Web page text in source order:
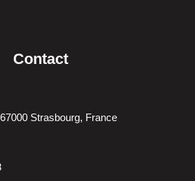
Contact
Strasbourg, France